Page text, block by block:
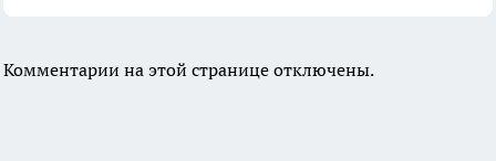
Комментарии на этой странице отключены.